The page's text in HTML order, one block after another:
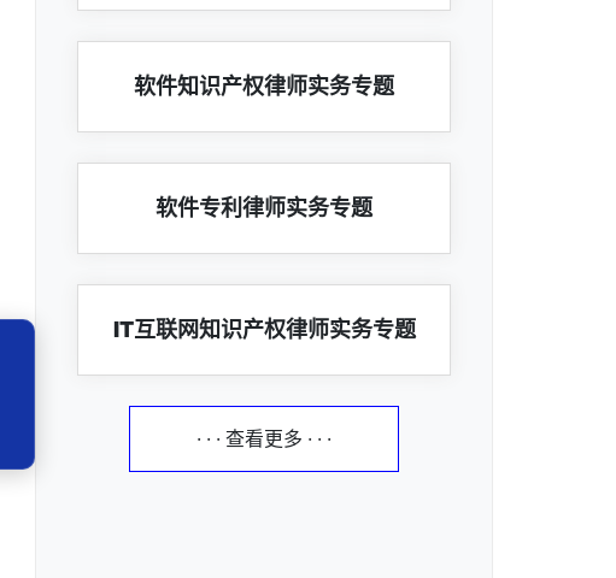
软件知识产权律师实务专题
软件专利律师实务专题
IT互联网知识产权律师实务专题
· · · 查看更多 · · ·